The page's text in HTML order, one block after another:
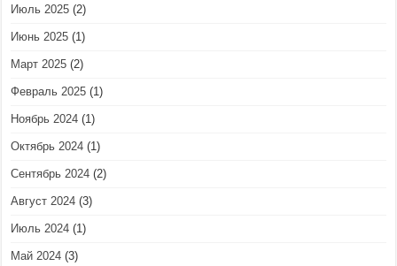
Июль 2025 (2)
Июнь 2025 (1)
Март 2025 (2)
Февраль 2025 (1)
Ноябрь 2024 (1)
Октябрь 2024 (1)
Сентябрь 2024 (2)
Август 2024 (3)
Июль 2024 (1)
Май 2024 (3)